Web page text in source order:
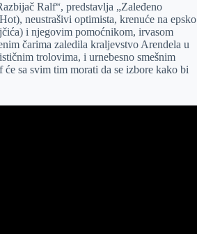
Ralf“, predstavlja „Zaleđeno
neustrašivi optimista, krenuće na epsko
i njegovim pomoćnikom, irvasom
čarima zaledila kraljevstvo Arendela u
trolovima, i urnebesno smešnim
sa svim tim morati da se izbore kako bi